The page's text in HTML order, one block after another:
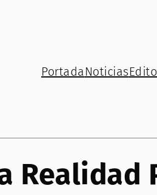
Portada Noticias
Realidad